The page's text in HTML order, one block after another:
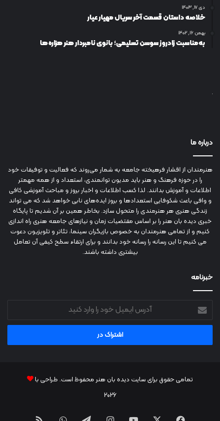
دی ۱۷, ۱۴۰۳
خلاصه داستان قسمت آخر سریال مهیار عیار
بهمن ۱۶, ۱۴۰۲
به‌مناسبت زادروز سوسن تسلیمی؛ بانوی نامبردار هنر هزاره‌ها
درباره ما
هنرمندان از اقشار فرهیخته جامعه به شمار می‌روند که فعالیت و توفیقات خود
را در حوزه فرهنگ و هنر باید مدیون توانمندی، استعداد و از همه مهمتر
اطلاعات و آموزش بدانند. لذا کسب اطلاعات و اخبار بروز و مباحث آموزشی کافی
و وافی باعث شکوفایی استعدادها و بروز ایده‌های نابی خواهد شد که می تواند
زندگی هنری هر هنرمندی را متحول سازد. بخاطر همین بر آن شدیم تا پایگاه
خبری دیده بان هنر را بر اساس مقتضیات زمان و نیازهای جامعه هنری راه اندازی
کنیم و از تمامی هنرمندان به خصوص بازیگران سینما، تئاتر و تلویزیون دعوت
می کنیم تا این رسانه را رسانه خود بدانند و برای ارتقاء سطح کیفی آن تعامل
بیشتری داشته باشند.
خبرنامه
آدرس
ایمیل
خود
وارد
تمامی حقوق برای سایت دیده بان هنر محفوظ است. طراحی با
2026